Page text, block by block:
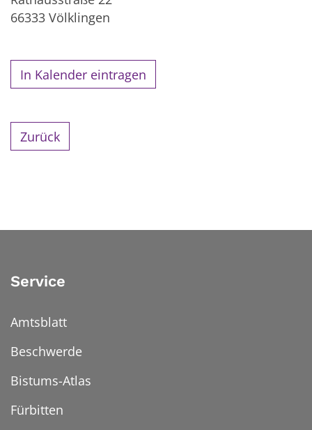
66333 Völklingen
In Kalender eintragen
Zurück
Service
Amtsblatt
Beschwerde
Bistums-Atlas
Fürbitten